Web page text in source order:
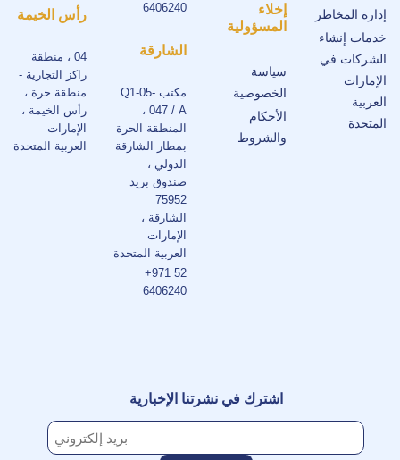
إدارة المخاطر
خدمات إنشاء
الشركات في
الإمارات
العربية
المتحدة
إخلاء
المسؤولية
سياسة
الخصوصية
الأحكام
والشروط
6406240
الشارقة
مكتب Q1-05-
047 / A ،
المنطقة الحرة
بمطار الشارقة
الدولي ،
صندوق بريد
75952
الشارقة ،
الإمارات
العربية المتحدة
+971 52
6406240
رأس الخيمة
04 ، منطقة
راكز التجارية -
منطقة حرة ،
رأس الخيمة ،
الإمارات
العربية المتحدة
اشترك في نشرتنا الإخبارية